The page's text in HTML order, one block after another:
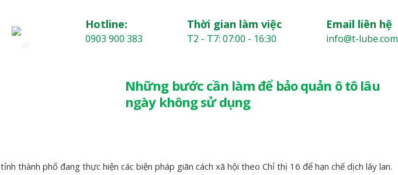
Email liên hệ
info@t-lube.com
Thời gian làm việc
T2 - T7: 07:00 - 16:30
Hotline:
0903 900 383
Những bước cần làm để bảo quản ô tô lâu
ngày không sử dụng
thành phố đang thực hiện các biện pháp giãn cách xã hội theo Chỉ thị 16 để hạn chế dịch lây lan.